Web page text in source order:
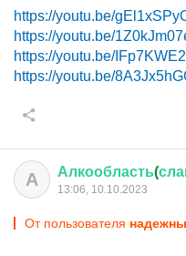
https://youtu.be/
https://youtu.be/
https://youtu.be/
https://youtu.be/
А Алкообласть(
13:06, 10.10.2023
От пользователя